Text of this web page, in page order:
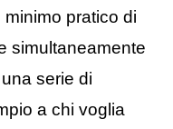
pratico di
simultaneamente
serie di
a chi voglia